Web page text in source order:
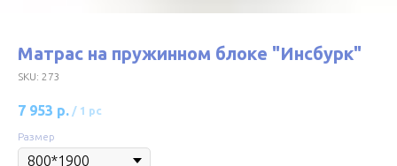
Матрас на пружинном блоке "Инсбурк"
SKU: 273
7 953 р. / 1 pc
Размер